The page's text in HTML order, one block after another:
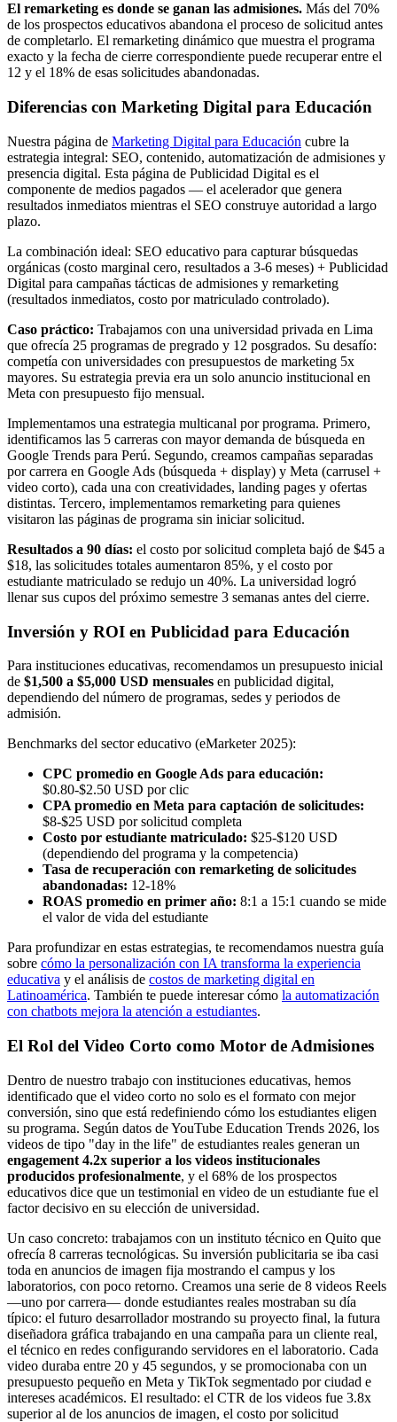
El remarketing es donde se ganan las admisiones. Más del 70%
de los prospectos educativos abandona el proceso de solicitud antes
de completarlo. El remarketing dinámico que muestra el programa
exacto y la fecha de cierre correspondiente puede recuperar entre el
12 y el 18% de esas solicitudes abandonadas.
Diferencias con Marketing Digital para Educación
Nuestra página de Marketing Digital para Educación cubre la
estrategia integral: SEO, contenido, automatización de admisiones y
presencia digital. Esta página de Publicidad Digital es el
componente de medios pagados — el acelerador que genera
resultados inmediatos mientras el SEO construye autoridad a largo
plazo.
La combinación ideal: SEO educativo para capturar búsquedas
orgánicas (costo marginal cero, resultados a 3-6 meses) + Publicidad
Digital para campañas tácticas de admisiones y remarketing
(resultados inmediatos, costo por matriculado controlado).
Caso práctico: Trabajamos con una universidad privada en Lima
que ofrecía 25 programas de pregrado y 12 posgrados. Su desafío:
competía con universidades con presupuestos de marketing 5x
mayores. Su estrategia previa era un solo anuncio institucional en
Meta con presupuesto fijo mensual.
Implementamos una estrategia multicanal por programa. Primero,
identificamos las 5 carreras con mayor demanda de búsqueda en
Google Trends para Perú. Segundo, creamos campañas separadas
por carrera en Google Ads (búsqueda + display) y Meta (carrusel +
video corto), cada una con creatividades, landing pages y ofertas
distintas. Tercero, implementamos remarketing para quienes
visitaron las páginas de programa sin iniciar solicitud.
Resultados a 90 días: el costo por solicitud completa bajó de $45 a
$18, las solicitudes totales aumentaron 85%, y el costo por
estudiante matriculado se redujo un 40%. La universidad logró
llenar sus cupos del próximo semestre 3 semanas antes del cierre.
Inversión y ROI en Publicidad para Educación
Para instituciones educativas, recomendamos un presupuesto inicial
de $1,500 a $5,000 USD mensuales en publicidad digital,
dependiendo del número de programas, sedes y periodos de
admisión.
Benchmarks del sector educativo (eMarketer 2025):
CPC promedio en Google Ads para educación:
$0.80-$2.50 USD por clic
CPA promedio en Meta para captación de solicitudes:
$8-$25 USD por solicitud completa
Costo por estudiante matriculado: $25-$120 USD
(dependiendo del programa y la competencia)
Tasa de recuperación con remarketing de solicitudes
abandonadas: 12-18%
ROAS promedio en primer año: 8:1 a 15:1 cuando se mide
el valor de vida del estudiante
Para profundizar en estas estrategias, te recomendamos nuestra guía
sobre cómo la personalización con IA transforma la experiencia
educativa y el análisis de costos de marketing digital en
Latinoamérica. También te puede interesar cómo la automatización
con chatbots mejora la atención a estudiantes.
El Rol del Video Corto como Motor de Admisiones
Dentro de nuestro trabajo con instituciones educativas, hemos
identificado que el video corto no solo es el formato con mejor
conversión, sino que está redefiniendo cómo los estudiantes eligen
su programa. Según datos de YouTube Education Trends 2026, los
videos de tipo "day in the life" de estudiantes reales generan un
engagement 4.2x superior a los videos institucionales
producidos profesionalmente, y el 68% de los prospectos
educativos dice que un testimonial en video de un estudiante fue el
factor decisivo en su elección de universidad.
Un caso concreto: trabajamos con un instituto técnico en Quito que
ofrecía 8 carreras tecnológicas. Su inversión publicitaria se iba casi
toda en anuncios de imagen fija mostrando el campus y los
laboratorios, con poco retorno. Creamos una serie de 8 videos Reels
—uno por carrera— donde estudiantes reales mostraban su día
típico: el futuro desarrollador mostrando su proyecto final, la futura
diseñadora gráfica trabajando en una campaña para un cliente real,
el técnico en redes configurando servidores en el laboratorio. Cada
video duraba entre 20 y 45 segundos, y se promocionaba con un
presupuesto pequeño en Meta y TikTok segmentado por ciudad e
intereses académicos. El resultado: el CTR de los videos fue 3.8x
superior al de los anuncios de imagen, el costo por solicitud